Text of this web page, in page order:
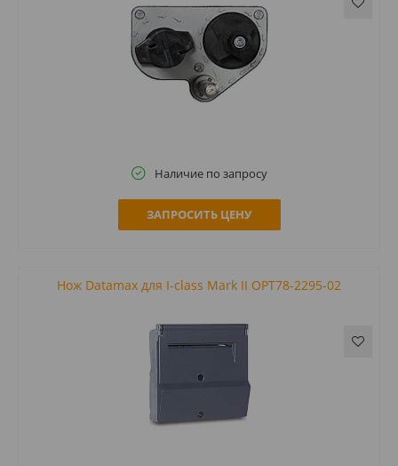
Наличие по запросу
ЗАПРОСИТЬ ЦЕНУ
Нож Datamax для I-class Mark II OPT78-2295-02